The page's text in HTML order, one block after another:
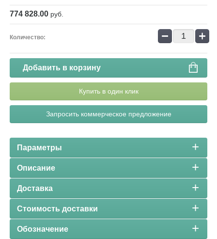
774 828.00 руб.
Количество: − +
Добавить в корзину
Купить в один клик
Запросить коммерческое предложение
Параметры
Описание
Доставка
Стоимость доставки
Обозначение